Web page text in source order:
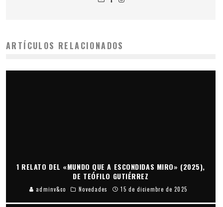
ARTÍCULOS RELACIONADOS
1 RELATO DEL «MUNDO QUE A ESCONDIDAS MIRO» (2025),
DE TEÓFILO GUTIÉRREZ
adminv&co Novedades 15 de diciembre de 2025